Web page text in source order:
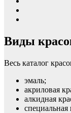
Виды
Весь каталог
эмаль;
акриловая
алкидная
специальная